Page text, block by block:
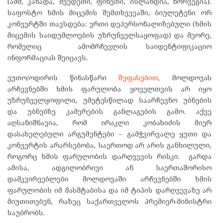
საფოსტო ხმის მიცემის შემთხვევაში, ბიულეტენი ორ
კონვერტში თავსდება: ერთი დეპერსონალიზებული (ხმის
მიცემის საიდუმლოების უზრუნველსაყოფად) და მეორე,
რომელიც ამომრჩევლის საიდენტიფიკაციო
ინფორმაციას შეიცავს.
ეუთო/ოდირის წინასწარიშეფასებით, მოლდოვას
არჩევნებში ხმის ფარულობა ყოველთვის არ იყო
უზრუნველყოფილი, უმეტესწილად საარჩევნო უბნების
და უბნებზე კამერების განლაგების გამო. აქვე
აღსანიშნავია, რომ ირაკლი კობახიძის მიერ
დასახელებული არგუმენტები – გამჭვირვალე ყუთი და
კონვერტის არარსებობა, საერთოდ არ არის განხილული,
როგორც ხმის ფარულობის დარღვევის რისკი. გარდა
ამისა, ადგილობრივი ან საერთაშორისო
დამკვირვებლები მოლდოვაში არჩევნებში ხმის
ფარულობის იმ მასშტაბისა და იმ ტიპის დარღვევაზე არ
მიუთითებენ, რაზეც საქართველოს პრემიერ-მინისტრი
საუბრობს.